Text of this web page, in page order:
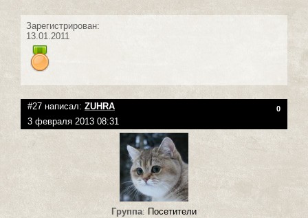
Зарегистрирован:
13.01.2011
#27 написал: ZUHRA 0
3 февраля 2013 08:31
Группа: Посетители